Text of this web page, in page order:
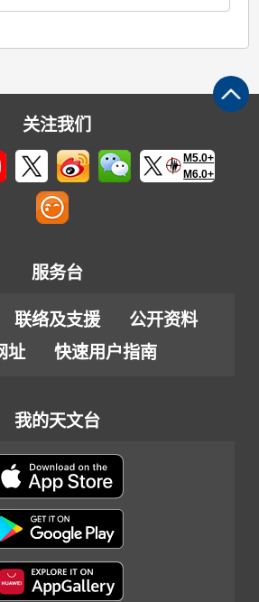
关注我们
M5.0+
M6.0+
服务台
联络及支援
公开资料
址
快速用户指南
我的天文台